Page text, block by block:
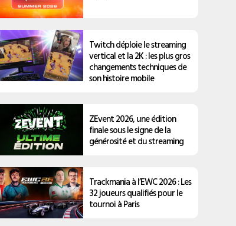
Twitch déploie le streaming
vertical et la 2K : les plus gros
changements techniques de
son histoire mobile
ZEvent 2026, une édition
finale sous le signe de la
générosité et du streaming
Trackmania à l’EWC 2026 : Les
32 joueurs qualifiés pour le
tournoi à Paris